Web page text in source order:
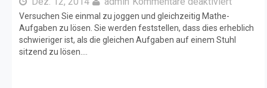
Versuchen Sie einmal zu joggen und gleichzeitig Mathe-
Aufgaben zu lösen. Sie werden feststellen, dass dies erheblich
schwieriger ist, als die gleichen Aufgaben auf einem Stuhl
sitzend zu lösen....